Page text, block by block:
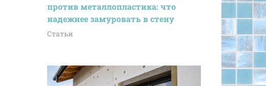
против металлопластика: что
надежнее замуровать в стену
Статьи